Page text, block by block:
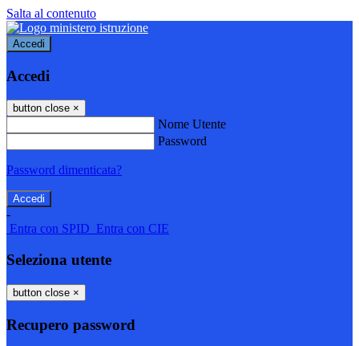
Salta al contenuto
Accedi
Accedi
button close ×
Nome Utente
Password
Password dimenticata?
-
Entra con SPID Entra con CIE
Seleziona utente
button close ×
Recupero password